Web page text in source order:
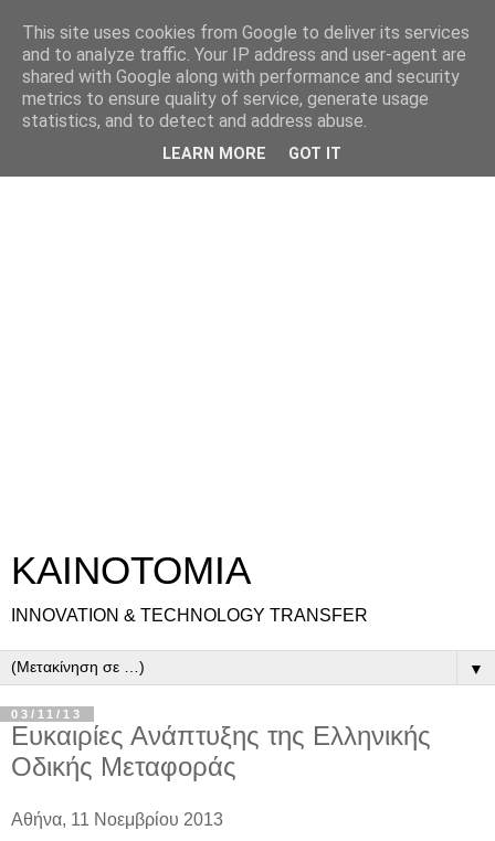
ΚΑΙΝΟΤΟΜΙΑ
INNOVATION & TECHNOLOGY TRANSFER
▼
03/11/13
Ευκαιρίες Ανάπτυξης της Ελληνικής
Οδικής Μεταφοράς
Αθήνα, 11 Νοεμβρίου 2013
This site uses cookies from Google to deliver its services
and to analyze traffic. Your IP address and user-agent are
shared with Google along with performance and security
metrics to ensure quality of service, generate usage
statistics, and to detect and address abuse.
LEARN MORE GOT IT